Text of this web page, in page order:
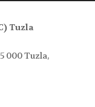
Tuzla
000 Tuzla,